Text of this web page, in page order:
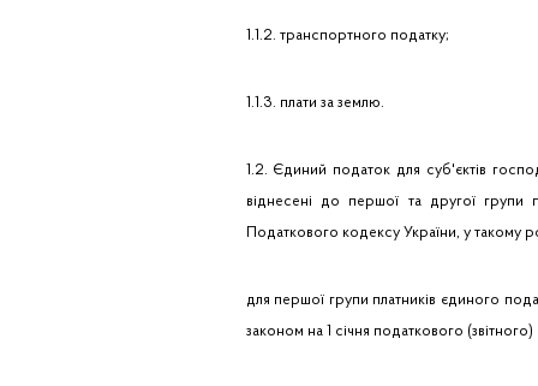
1.1.2. транспортного податку;
1.1.3. плати за землю.
1.2. Єдиний податок для суб'єктів
віднесені до першої та другої групи
Податкового кодексу України, у такому
для першої групи платників єдиного
законом на 1 січня податкового (звітного)